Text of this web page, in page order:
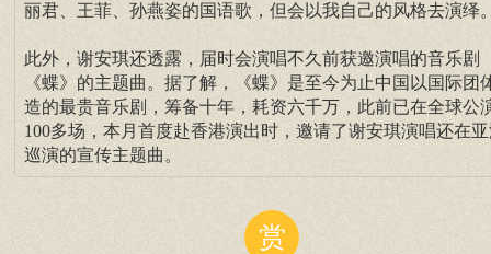
丽君、王菲、孙燕姿的国语歌，但会以我自己的风格去演绎
此外，谢安琪还透露，届时会演唱不久前获邀演唱的音乐剧
《蝶》的主题曲。据了解，《蝶》是至今为止中国以国际团
造的最贵音乐剧，筹备十年，耗资六千万，此前已在全球公
100多场，本月首度赴香港演出时，邀请了谢安琪演唱还在
巡演的宣传主题曲。
赏